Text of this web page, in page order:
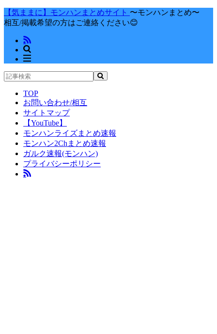
【気ままに】モンハンまとめサイト 〜モンハンまとめ〜
相互/掲載希望の方はご連絡ください😊
TOP
お問い合わせ/相互
サイトマップ
【YouTube】
モンハンライズまとめ速報
モンハン2Chまとめ速報
ガルク速報(モンハン)
プライバシーポリシー